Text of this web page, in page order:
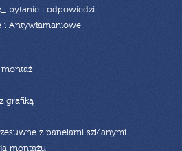
pytanie i odpowiedzi
i Antywłamaniowe
grafiką
z panelami szklanymi
montażu